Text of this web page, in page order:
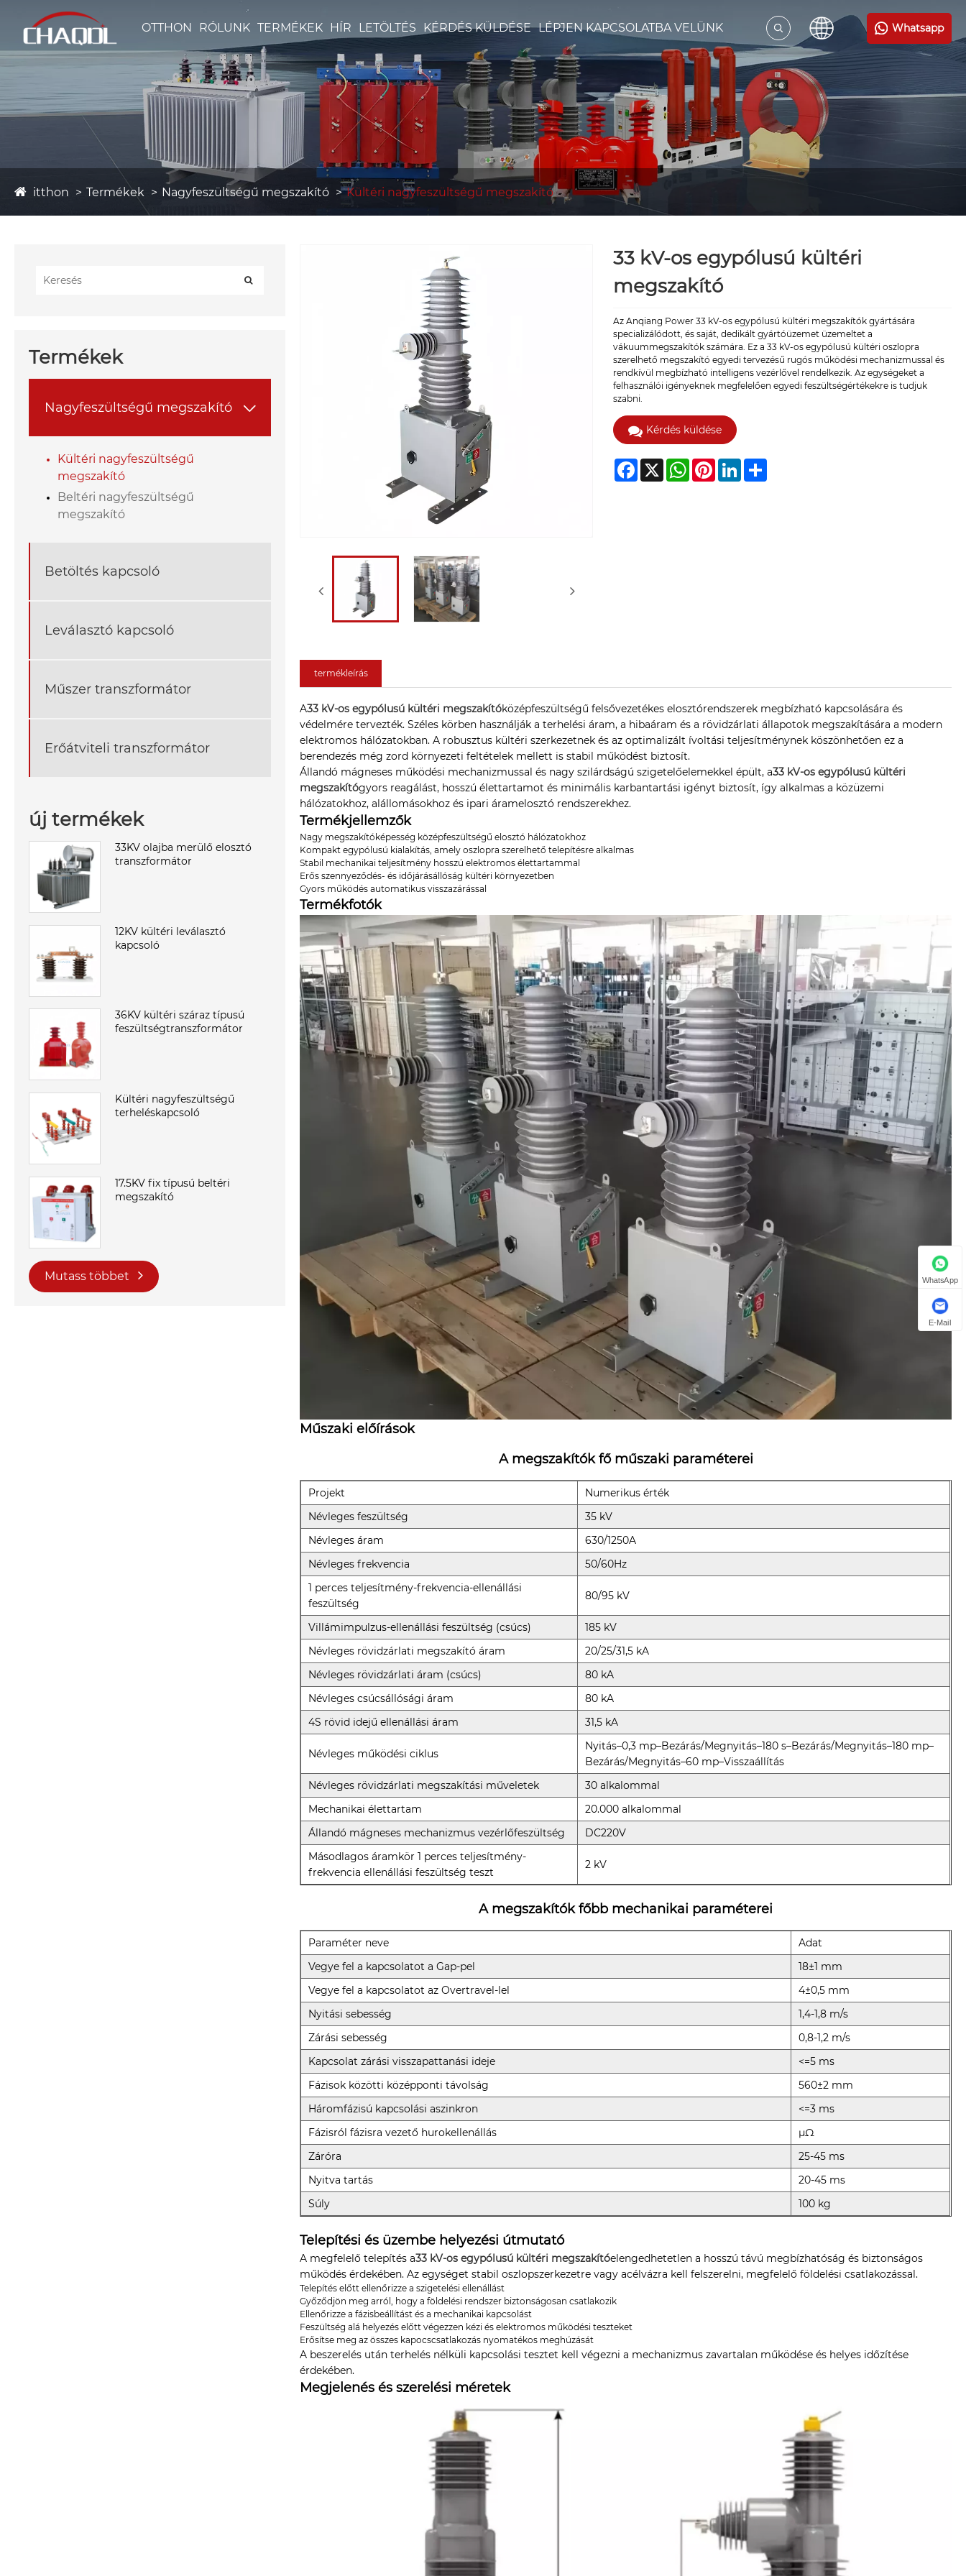
OTTHON RÓLUNK TERMÉKEK HÍR LETÖLTÉS KÉRDÉS KÜLDÉSE LÉPJEN KAPCSOLATBA VELÜNK Whatsapp
itthon Termékek Nagyfeszültségű megszakító Kültéri nagyfeszültségű megszakító
Termékek
Nagyfeszültségű megszakító 
Kültéri nagyfeszültségű
megszakító
Beltéri nagyfeszültségű
megszakító
Betöltés kapcsoló
Leválasztó kapcsoló
Műszer transzformátor
Erőátviteli transzformátor
új termékek
33KV olajba merülő elosztó
transzformátor
12KV kültéri leválasztó
kapcsoló
36KV kültéri száraz típusú
feszültségtranszformátor
Kültéri nagyfeszültségű
terheléskapcsoló
17.5KV fix típusú beltéri
megszakító
Mutass többet
33 kV-os egypólusú kültéri
megszakító
Az Anqiang Power 33 kV-os egypólusú kültéri megszakítók gyártására
specializálódott, és saját, dedikált gyártóüzemet üzemeltet a
vákuummegszakítók számára. Ez a 33 kV-os egypólusú kültéri oszlopra
szerelhető megszakító egyedi tervezésű rugós működési mechanizmussal és
rendkívül megbízható intelligens vezérlővel rendelkezik. Az egységeket a
felhasználói igényeknek megfelelően egyedi feszültségértékekre is tudjuk
szabni.
Kérdés küldése
Facebook
X WhatsAppPinterestLinkedInShare
termékleírás
A33 kV-os egypólusú kültéri megszakítóközépfeszültségű felsővezetékes elosztórendszerek megbízható kapcsolására és
védelmére tervezték. Széles körben használják a terhelési áram, a hibaáram és a rövidzárlati állapotok megszakítására a modern
elektromos hálózatokban. A robusztus kültéri szerkezetnek és az optimalizált ívoltási teljesítménynek köszönhetően ez a
berendezés még zord környezeti feltételek mellett is stabil működést biztosít.
Állandó mágneses működési mechanizmussal és nagy szilárdságú szigetelőelemekkel épült, a33 kV-os egypólusú kültéri
megszakítógyors reagálást, hosszú élettartamot és minimális karbantartási igényt biztosít, így alkalmas a közüzemi
hálózatokhoz, alállomásokhoz és ipari áramelosztó rendszerekhez.
Termékjellemzők
Nagy megszakítóképesség középfeszültségű elosztó hálózatokhoz
Kompakt egypólusú kialakítás, amely oszlopra szerelhető telepítésre alkalmas
Stabil mechanikai teljesítmény hosszú elektromos élettartammal
Erős szennyeződés- és időjárásállóság kültéri környezetben
Gyors működés automatikus visszazárással
Termékfotók
Műszaki előírások
A megszakítók fő műszaki paraméterei
Projekt
Numerikus érték
Névleges feszültség
35 kV
Névleges áram
630/1250A
Névleges frekvencia
50/60Hz
1 perces teljesítmény-frekvencia-ellenállási
feszültség
80/95 kV
Villámimpulzus-ellenállási feszültség (csúcs)
185 kV
Névleges rövidzárlati megszakító áram
20/25/31,5 kA
Névleges rövidzárlati áram (csúcs)
80 kA
Névleges csúcsállósági áram
80 kA
4S rövid idejű ellenállási áram
31,5 kA
Névleges működési ciklus
Nyitás–0,3 mp–Bezárás/Megnyitás–180 s–Bezárás/Megnyitás–180 mp–
Bezárás/Megnyitás–60 mp–Visszaállítás
Névleges rövidzárlati megszakítási műveletek
30 alkalommal
Mechanikai élettartam
20.000 alkalommal
Állandó mágneses mechanizmus vezérlőfeszültség
DC220V
Másodlagos áramkör 1 perces teljesítmény-
frekvencia ellenállási feszültség teszt
2 kV
A megszakítók főbb mechanikai paraméterei
Paraméter neve
Adat
Vegye fel a kapcsolatot a Gap-pel
18±1 mm
Vegye fel a kapcsolatot az Overtravel-lel
4±0,5 mm
Nyitási sebesség
1,4-1,8 m/s
Zárási sebesség
0,8-1,2 m/s
Kapcsolat zárási visszapattanási ideje
<=5 ms
Fázisok közötti középponti távolság
560±2 mm
Háromfázisú kapcsolási aszinkron
<=3 ms
Fázisról fázisra vezető hurokellenállás
µΩ
Záróra
25-45 ms
Nyitva tartás
20-45 ms
Súly
100 kg
Telepítési és üzembe helyezési útmutató
A megfelelő telepítés a33 kV-os egypólusú kültéri megszakítóelengedhetetlen a hosszú távú megbízhatóság és biztonságos
működés érdekében. Az egységet stabil oszlopszerkezetre vagy acélvázra kell felszerelni, megfelelő földelési csatlakozással.
Telepítés előtt ellenőrizze a szigetelési ellenállást
Győződjön meg arról, hogy a földelési rendszer biztonságosan csatlakozik
Ellenőrizze a fázisbeállítást és a mechanikai kapcsolást
Feszültség alá helyezés előtt végezzen kézi és elektromos működési teszteket
Erősítse meg az összes kapocscsatlakozás nyomatékos meghúzását
A beszerelés után terhelés nélküli kapcsolási tesztet kell végezni a mechanizmus zavartalan működése és helyes időzítése
érdekében.
Megjelenés és szerelési méretek
WhatsApp
E-Mail